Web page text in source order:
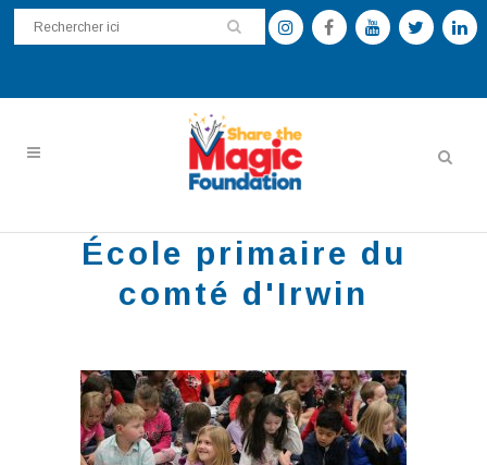
École primaire du
comté d'Irwin